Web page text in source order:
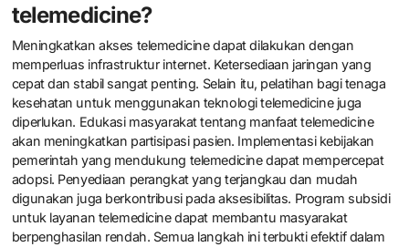
telemedicine?
Meningkatkan akses telemedicine dapat dilakukan dengan
memperluas infrastruktur internet. Ketersediaan jaringan yang
cepat dan stabil sangat penting. Selain itu, pelatihan bagi tenaga
kesehatan untuk menggunakan teknologi telemedicine juga
diperlukan. Edukasi masyarakat tentang manfaat telemedicine
akan meningkatkan partisipasi pasien. Implementasi kebijakan
pemerintah yang mendukung telemedicine dapat mempercepat
adopsi. Penyediaan perangkat yang terjangkau dan mudah
digunakan juga berkontribusi pada aksesibilitas. Program subsidi
untuk layanan telemedicine dapat membantu masyarakat
berpenghasilan rendah. Semua langkah ini terbukti efektif dalam